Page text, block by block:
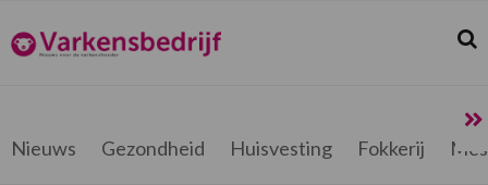
de
hoofdnavigatie
de
hoofd
de
eerste
de
voettekst
Varkensbedrijf.be
Nieuws Gezondheid Huisvesting Fokkerij